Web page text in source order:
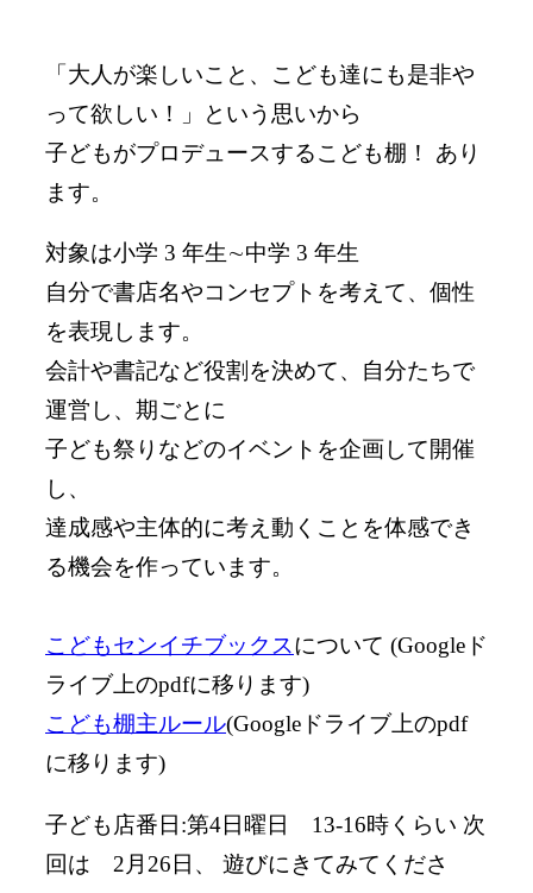
「大人が楽しいこと、こども達にも是非や
って欲しい！」という思いから
子どもがプロデュースするこども棚！ あり
ます。
対象は小学 3 年生∼中学 3 年生
自分で書店名やコンセプトを考えて、個性
を表現します。
会計や書記など役割を決めて、自分たちで
運営し、期ごとに
子ども祭りなどのイベントを企画して開催
し、
達成感や主体的に考え動くことを体感でき
る機会を作っています。
こどもセンイチブックスについて (Googleド
ライブ上のpdfに移ります)
こども棚主ルール(Googleドライブ上のpdf
に移ります)
子ども店番日:第4日曜日 13-16時くらい 次
回は 2月26日、 遊びにきてみてくださ